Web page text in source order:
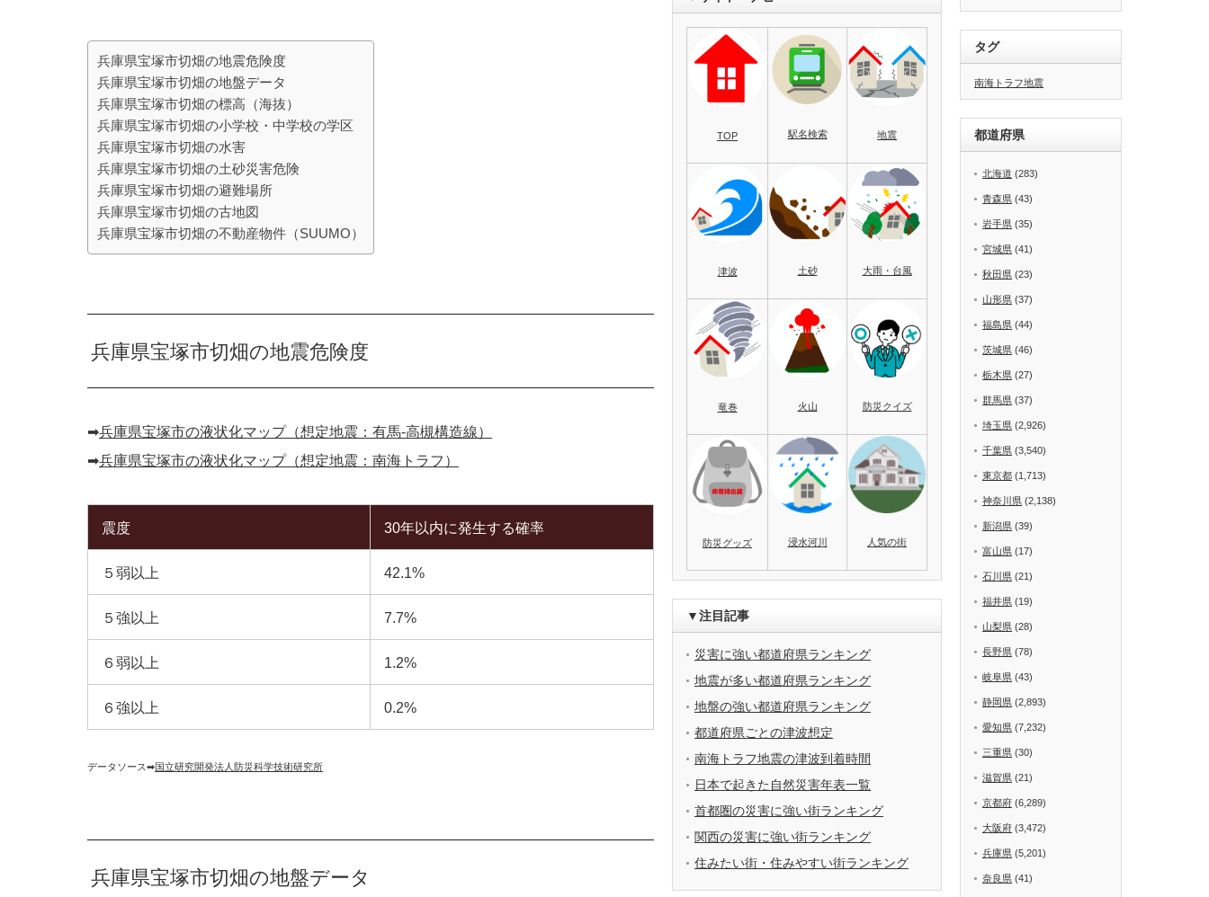
兵庫県宝塚市切畑の地震危険度
兵庫県宝塚市切畑の地盤データ
兵庫県宝塚市切畑の標高（海抜）
兵庫県宝塚市切畑の小学校・中学校の学区
兵庫県宝塚市切畑の水害
兵庫県宝塚市切畑の土砂災害危険
兵庫県宝塚市切畑の避難場所
兵庫県宝塚市切畑の古地図
兵庫県宝塚市切畑の不動産物件（SUUMO）
兵庫県宝塚市切畑の地震危険度
➡︎兵庫県宝塚市の液状化マップ（想定地震：有馬-高槻構造線）
➡︎兵庫県宝塚市の液状化マップ（想定地震：南海トラフ）
震度 30年以内に発生する確率
５弱以上 42.1%
５強以上 7.7%
６弱以上 1.2%
６強以上 0.2%
データソース➡︎国立研究開発法人防災科学技術研究所
兵庫県宝塚市切畑の地盤データ
TOP 駅名検索 地震
津波 土砂 大雨・台風
竜巻 火山 防災クイズ
防災グッズ 浸水河川 人気の街
▼注目記事
災害に強い都道府県ランキング
地震が多い都道府県ランキング
地盤の強い都道府県ランキング
都道府県ごとの津波想定
南海トラフ地震の津波到着時間
日本で起きた自然災害年表一覧
首都圏の災害に強い街ランキング
関西の災害に強い街ランキング
住みたい街・住みやすい街ランキング
タグ
南海トラフ地震
都道府県
北海道 (283)
青森県 (43)
岩手県 (35)
宮城県 (41)
秋田県 (23)
山形県 (37)
福島県 (44)
茨城県 (46)
栃木県 (27)
群馬県 (37)
埼玉県 (2,926)
千葉県 (3,540)
東京都 (1,713)
神奈川県 (2,138)
新潟県 (39)
富山県 (17)
石川県 (21)
福井県 (19)
山梨県 (28)
長野県 (78)
岐阜県 (43)
静岡県 (2,893)
愛知県 (7,232)
三重県 (30)
滋賀県 (21)
京都府 (6,289)
大阪府 (3,472)
兵庫県 (5,201)
奈良県 (41)